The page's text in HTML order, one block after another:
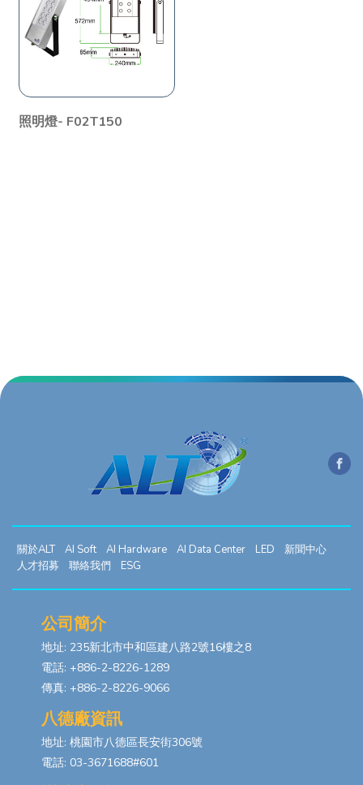
照明燈- F02T150
關於ALT AI Soft AI Hardware AI Data Center LED
新聞中心
人才招募
聯絡我們 ESG
公司簡介
地址: 235新北市中和區建八路2號16樓之8
電話: +886-2-8226-1289
傳真: +886-2-8226-9066
八德廠資訊
地址: 桃園市八德區長安街306號
電話: 03-3671688#601